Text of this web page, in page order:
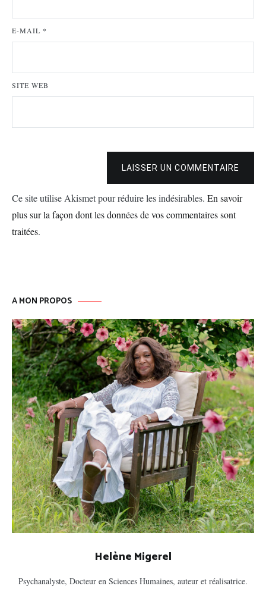
E-MAIL *
SITE WEB
LAISSER UN COMMENTAIRE
Ce site utilise Akismet pour réduire les indésirables. En savoir
plus sur la façon dont les données de vos commentaires sont
traitées.
A MON PROPOS
Helène Migerel
Psychanalyste, Docteur en Sciences Humaines, auteur et réalisatrice.